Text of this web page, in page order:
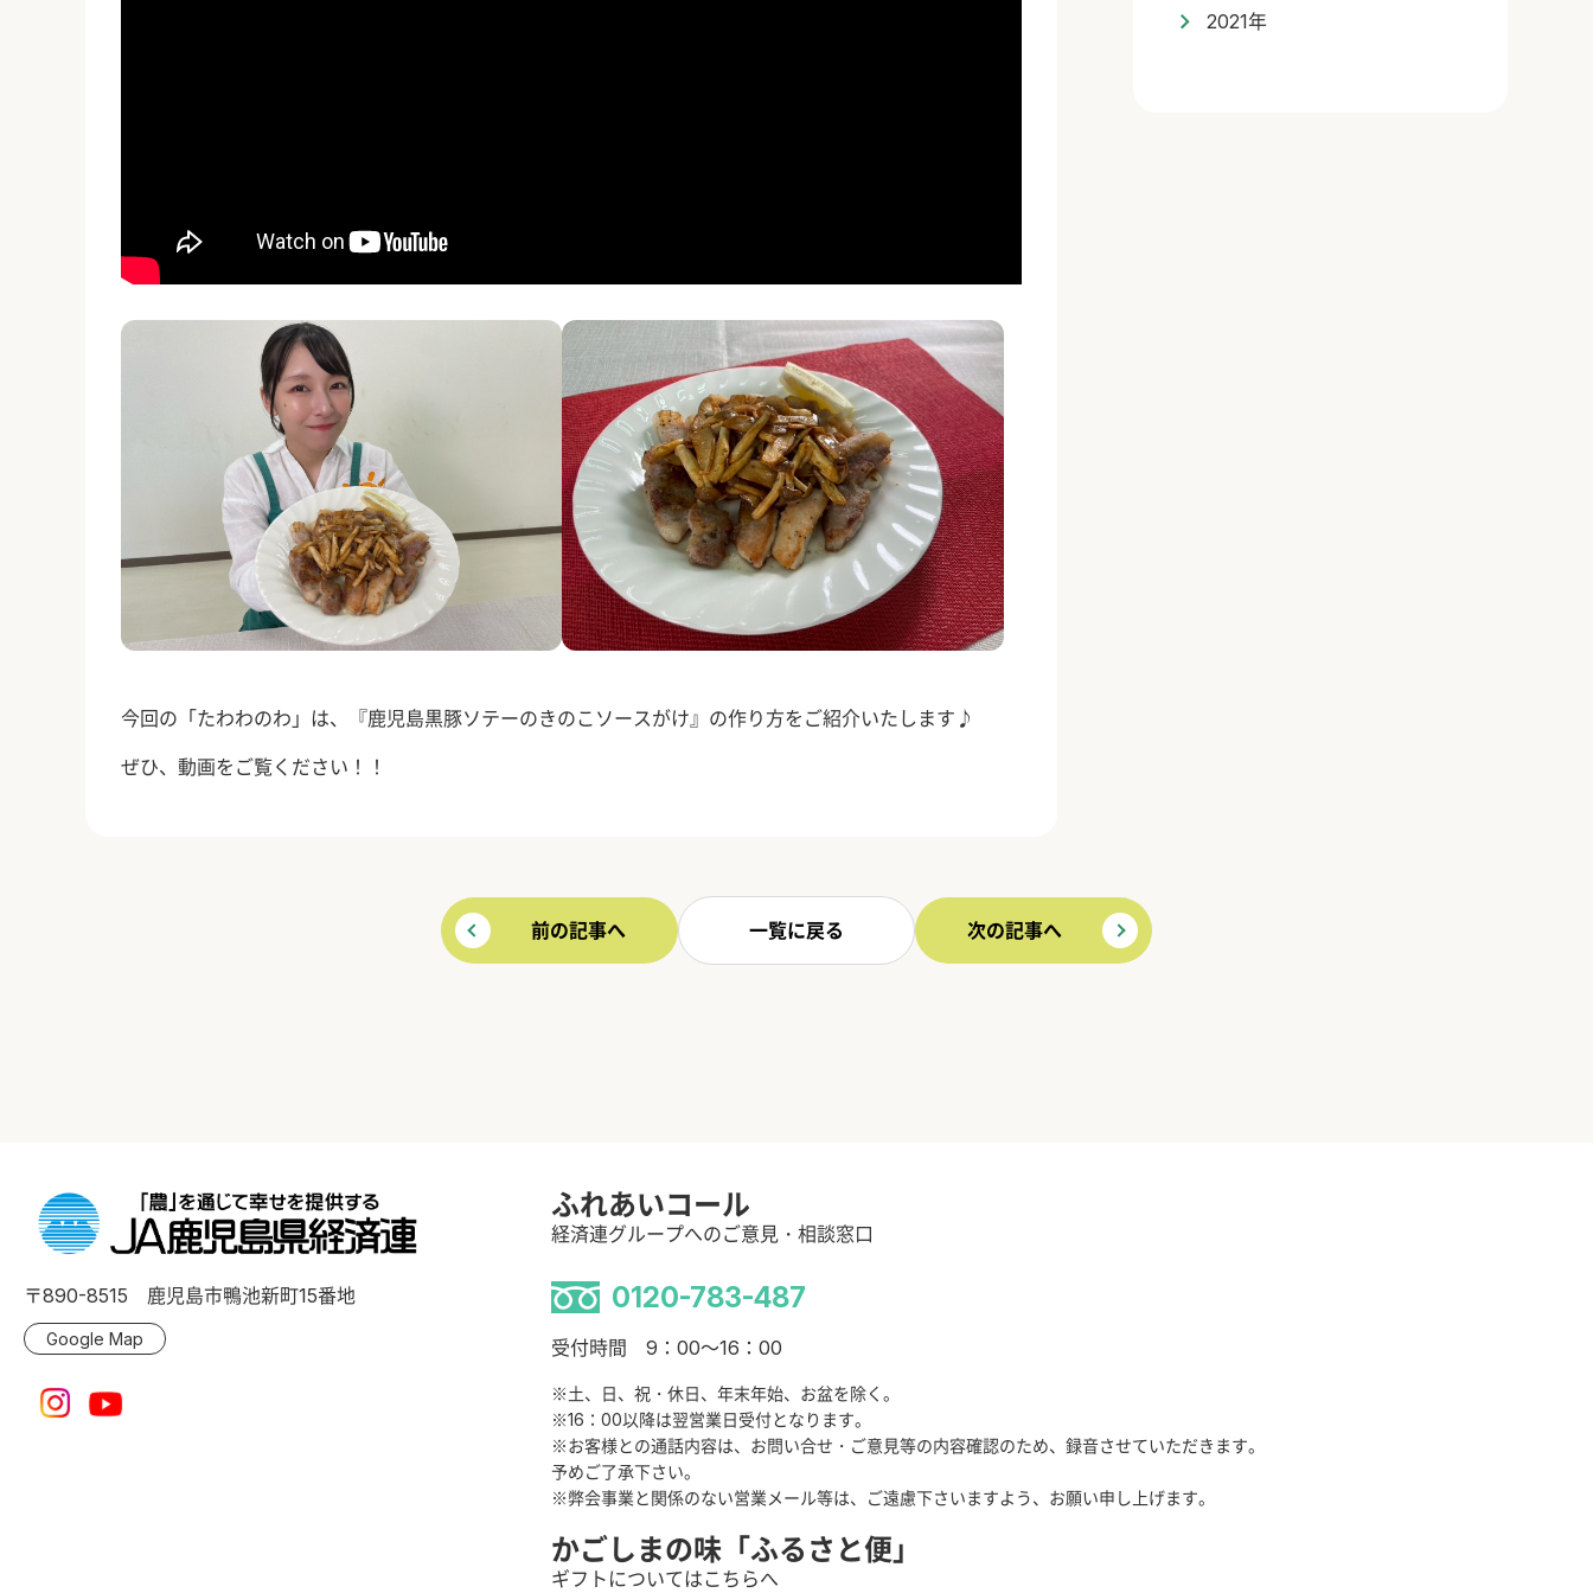
2021年
今回の「たわわのわ」は、『鹿児島黒豚ソテーのきのこソースがけ』の作り方をご紹介いたします♪
ぜひ、動画をご覧ください！！
前の記事へ 一覧に戻る 次の記事へ
〒890-8515 鹿児島市鴨池新町15番地
Google Map
ふれあいコール
経済連グループへのご意見・相談窓口
0120-783-487
受付時間 9：00～16：00
※土、日、祝・休日、年末年始、お盆を除く。
※16：00以降は翌営業日受付となります。
※お客様との通話内容は、お問い合せ・ご意見等の内容確認のため、録音させていただきます。
予めご了承下さい。
※弊会事業と関係のない営業メール等は、ご遠慮下さいますよう、お願い申し上げます。
かごしまの味「ふるさと便」
ギフトについてはこちらへ